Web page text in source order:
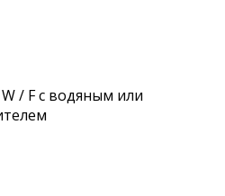
/ F с водяным или